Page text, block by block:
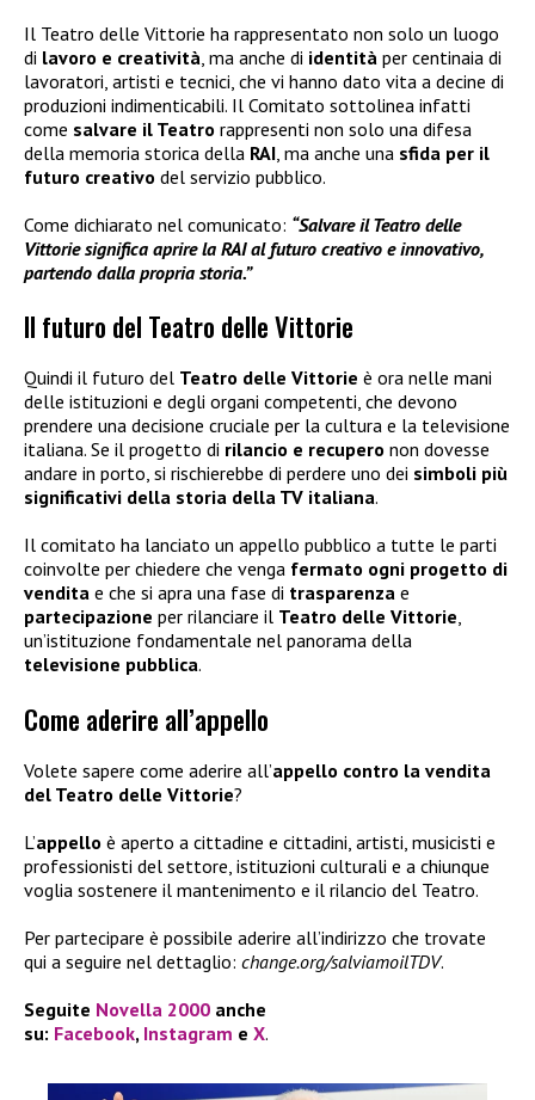
Il Teatro delle Vittorie ha rappresentato non solo un luogo
di lavoro e creatività, ma anche di identità per centinaia di
lavoratori, artisti e tecnici, che vi hanno dato vita a decine di
produzioni indimenticabili. Il Comitato sottolinea infatti
come salvare il Teatro rappresenti non solo una difesa
della memoria storica della RAI, ma anche una sfida per il
futuro creativo del servizio pubblico.
Come dichiarato nel comunicato: “Salvare il Teatro delle
Vittorie significa aprire la RAI al futuro creativo e innovativo,
partendo dalla propria storia.”
Il futuro del Teatro delle Vittorie
Quindi il futuro del Teatro delle Vittorie è ora nelle mani
delle istituzioni e degli organi competenti, che devono
prendere una decisione cruciale per la cultura e la televisione
italiana. Se il progetto di rilancio e recupero non dovesse
andare in porto, si rischierebbe di perdere uno dei simboli più
significativi della storia della TV italiana.
Il comitato ha lanciato un appello pubblico a tutte le parti
coinvolte per chiedere che venga fermato ogni progetto di
vendita e che si apra una fase di trasparenza e
partecipazione per rilanciare il Teatro delle Vittorie,
un’istituzione fondamentale nel panorama della
televisione pubblica.
Come aderire all’appello
Volete sapere come aderire all’appello contro la vendita
del Teatro delle Vittorie?
L’appello è aperto a cittadine e cittadini, artisti, musicisti e
professionisti del settore, istituzioni culturali e a chiunque
voglia sostenere il mantenimento e il rilancio del Teatro.
Per partecipare è possibile aderire all’indirizzo che trovate
qui a seguire nel dettaglio: change.org/salviamoilTDV.
Seguite Novella 2000 anche
su: Facebook, Instagram e X.